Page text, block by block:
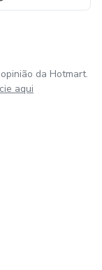
da Hotmart.
aqui